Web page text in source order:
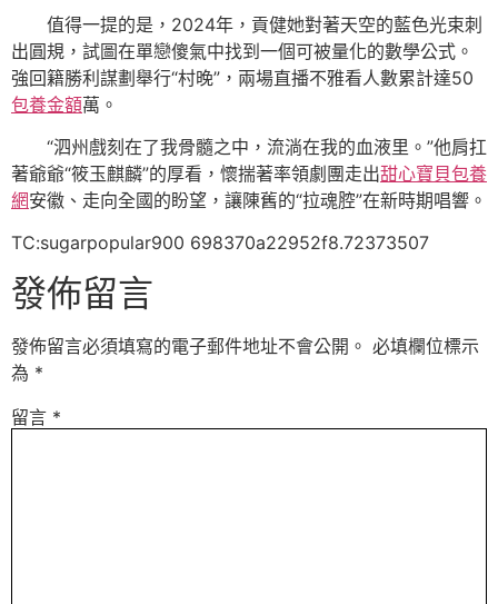
值得一提的是，2024年，貢健她對著天空的藍色光束刺
出圓規，試圖在單戀傻氣中找到一個可被量化的數學公式。
強回籍勝利謀劃舉行“村晚”，兩場直播不雅看人數累計達50
包養金額萬。
“泗州戲刻在了我骨髓之中，流淌在我的血液里。”他肩扛
著爺爺“筱玉麒麟”的厚看，懷揣著率領劇團走出甜心寶貝包養
網安徽、走向全國的盼望，讓陳舊的“拉魂腔”在新時期唱響。
TC:sugarpopular900 698370a22952f8.72373507
發佈留言
發佈留言必須填寫的電子郵件地址不會公開。 必填欄位標示
為 *
留言 *